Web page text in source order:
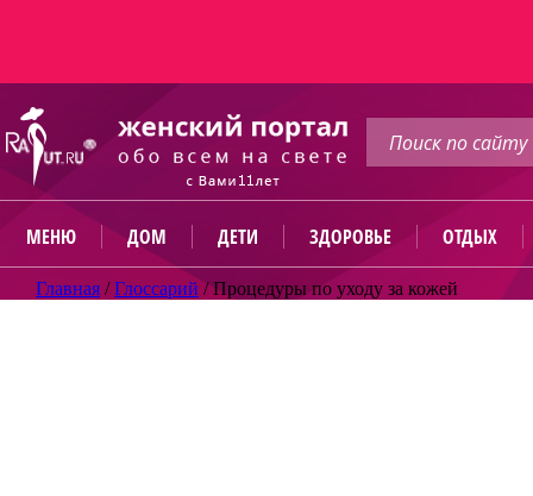
МЕНЮ ДОМ ДЕТИ ЗДОРОВЬЕ ОТДЫХ
Главная /Глоссарий /Процедуры по уходу за кожей